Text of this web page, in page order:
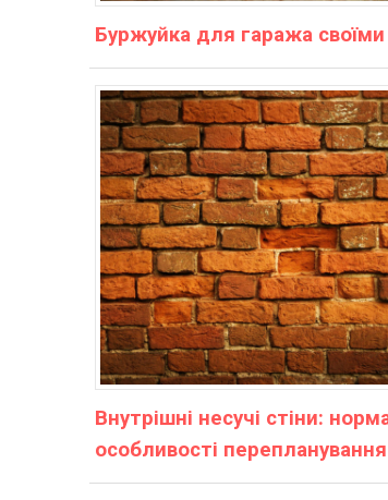
Буржуйка для гаража
Внутрішні несучі стіни:
особливості перепланування